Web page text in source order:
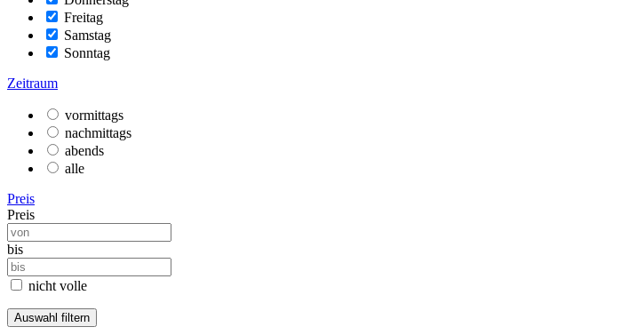
Freitag
Samstag
Sonntag
Zeitraum
vormittags
nachmittags
abends
alle
Preis
Preis
bis
nicht volle